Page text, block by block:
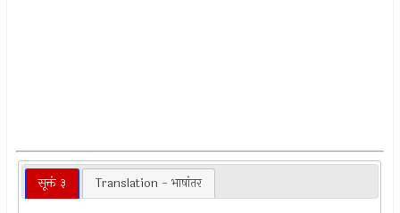
सूक्तं ३ Translation - भाषांतर